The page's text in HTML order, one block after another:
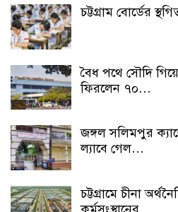
চট্টগ্রাম বোর্ডের
বৈধ পথে সৌদি গিয়ে
ফিরলেন ৭০…
জঙ্গল সলিমপুর
ল্যাবে গেল…
চট্টগ্রামে চীনা